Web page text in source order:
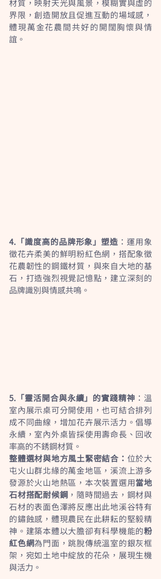
界限，創造開放且促進互動的場域感，
體現萬金花農間共好的開闊胸懷與情
誼。
4.「識度高的品牌形象」塑造 ：運用象
徵花卉柔美的鮮明粉紅色網，搭配象徵
花農韌性的鋼鐵材質，與來自大地的基
石，打造強烈視覺記憶點，建立深刻的
品牌識別與情感共鳴。
5.「靈活開合與永續」的實踐精神 ：溫
室內展示桌可分開使用，也可結合排列
成不同曲線，增加花卉展示活力。倡導
永續，室內外桌皆採使用壽命長、回收
率高的不銹鋼材質。
整體選材與地方風土緊密結合： 位於大
屯火山群北緣的萬金地區，溪流上游多
發源於火山地熱區，本次裝置選用當地
石材搭配耐候鋼 ，隨時間過去，鋼材與
石材的表面色澤將反應出此地溪谷特有
的鏽蝕感，體現農民在此耕耘的堅毅精
神。建築本體以大膽卻有科學機能的粉
紅色網為門面，跳脫傳統溫室的銀灰框
架，宛如土地中綻放的花朵，展現生機
與活力。